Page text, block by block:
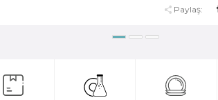
Paylaş: